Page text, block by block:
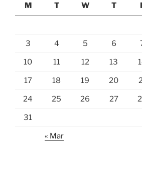
M
T W T
3 4 5 6
10 11 12 13
17 18 19 20
24 25 26 27
31
« Mar